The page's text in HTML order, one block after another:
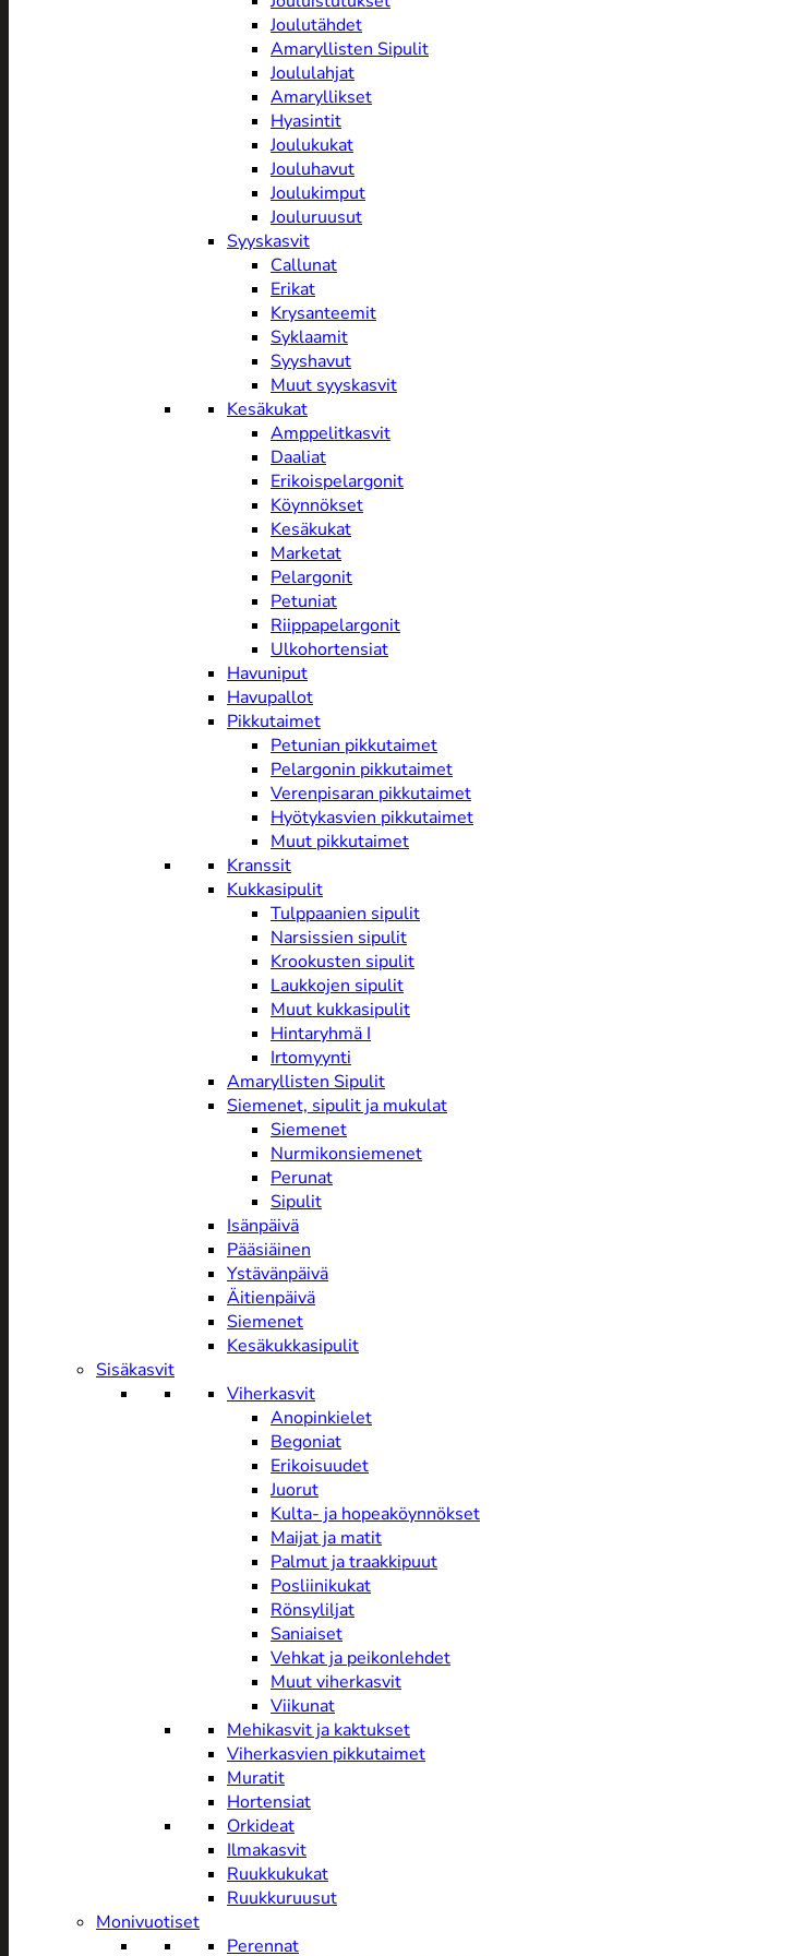
Joulutähdet
Amaryllisten Sipulit
Joululahjat
Amaryllikset
Hyasintit
Joulukukat
Jouluhavut
Joulukimput
Jouluruusut
Syyskasvit
Callunat
Erikat
Krysanteemit
Syklaamit
Syyshavut
Muut syyskasvit
Kesäkukat
Amppelitkasvit
Daaliat
Erikoispelargonit
Köynnökset
Kesäkukat
Marketat
Pelargonit
Petuniat
Riippapelargonit
Ulkohortensiat
Havuniput
Havupallot
Pikkutaimet
Petunian pikkutaimet
Pelargonin pikkutaimet
Verenpisaran pikkutaimet
Hyötykasvien pikkutaimet
Muut pikkutaimet
Kranssit
Kukkasipulit
Tulppaanien sipulit
Narsissien sipulit
Krookusten sipulit
Laukkojen sipulit
Muut kukkasipulit
Hintaryhmä I
Irtomyynti
Amaryllisten Sipulit
Siemenet, sipulit ja mukulat
Siemenet
Nurmikonsiemenet
Perunat
Sipulit
Isänpäivä
Pääsiäinen
Ystävänpäivä
Äitienpäivä
Siemenet
Kesäkukkasipulit
Sisäkasvit
Viherkasvit
Anopinkielet
Begoniat
Erikoisuudet
Juorut
Kulta- ja hopeaköynnökset
Maijat ja matit
Palmut ja traakkipuut
Posliinikukat
Rönsyliljat
Saniaiset
Vehkat ja peikonlehdet
Muut viherkasvit
Viikunat
Mehikasvit ja kaktukset
Viherkasvien pikkutaimet
Muratit
Hortensiat
Orkideat
Ilmakasvit
Ruukkukukat
Ruukkuruusut
Monivuotiset
Perennat